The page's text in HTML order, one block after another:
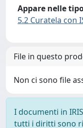
Appare nelle
5.2 Curatela con
File in questo
Non ci sono file
I documenti in
tutti i diritti sono